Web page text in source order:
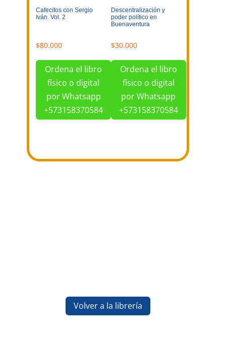
Cafecitos con Sergio
Iván. Vol. 2
$80.000
Ordena el libro
físico o digital
por Whatsapp
+573158370584
Descentralización y
poder político en
Buenaventura
$30.000
Ordena el libro
físico o digital
por Whatsapp
+573158370584
Volver a la librería